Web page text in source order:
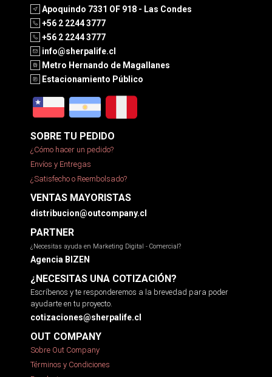
Apoquindo 7331 OF 918 - Las Condes
+56 2 2244 3777
+56 2 2244 3777
info@sherpalife.cl
Metro Hernando de Magallanes
Estacionamiento Público
SOBRE TU PEDIDO
¿Cómo hacer un pedido?
Envíos y Entregas
¿Satisfecho o Reembolsado?
VENTAS MAYORISTAS
distribucion@outcompany.cl
PARTNER
¿Necesitas ayuda en Marketing Digital - Comercial?
Agencia BIZEN
¿NECESITAS UNA COTIZACIÓN?
Escríbenos y te responderemos a la brevedad para poder
ayudarte en tu proyecto.
cotizaciones@sherpalife.cl
OUT COMPANY
Sobre Out Company
Términos y Condiciones